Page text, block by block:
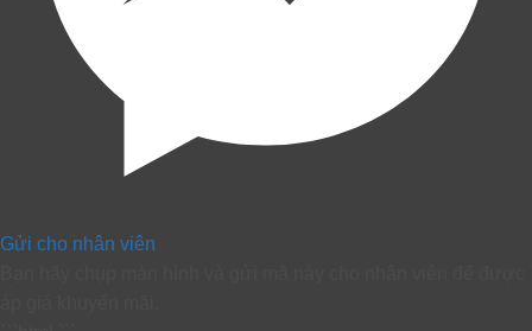
Gửi cho nhân viên